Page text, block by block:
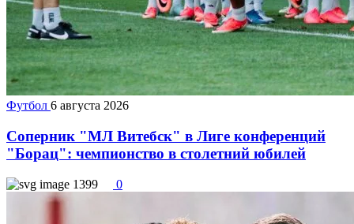
Футбол 6 августа 2026
Соперник "МЛ Витебск" в Лиге конференций
"Борац": чемпионство в столетний юбилей
1399 0